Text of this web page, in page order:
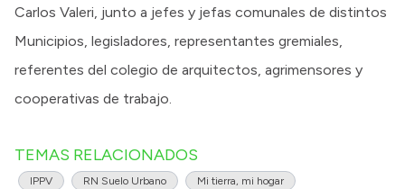
Carlos Valeri, junto a jefes y jefas comunales de distintos
Municipios, legisladores, representantes gremiales,
referentes del colegio de arquitectos, agrimensores y
cooperativas de trabajo.
TEMAS RELACIONADOS
IPPV RN Suelo Urbano Mi tierra, mi hogar